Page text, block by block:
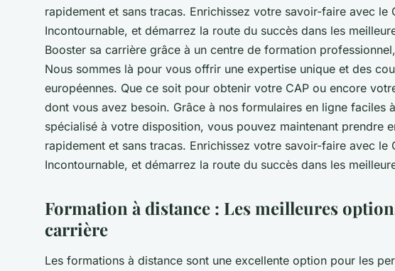
rapidement et sans tracas. Enrichissez votre savoir-faire avec le
Incontournable, et démarrez la route du succès dans les
Booster sa carrière grâce à un centre de formation
Nous sommes là pour vous offrir une expertise unique et des
européennes. Que ce soit pour obtenir votre CAP ou encore
dont vous avez besoin. Grâce à nos formulaires en ligne faciles
spécialisé à votre disposition, vous pouvez maintenant prendre
rapidement et sans tracas. Enrichissez votre savoir-faire avec le
Incontournable, et démarrez la route du succès dans les
Formation à distance : Les meilleures
carrière
Les formations à distance sont une excellente option pour les